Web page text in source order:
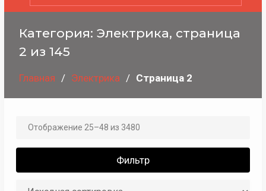
Категория: Электрика, страница
2 из 145
Главная Электрика Страница 2
Отображение 25–48 из 3480
Фильтр